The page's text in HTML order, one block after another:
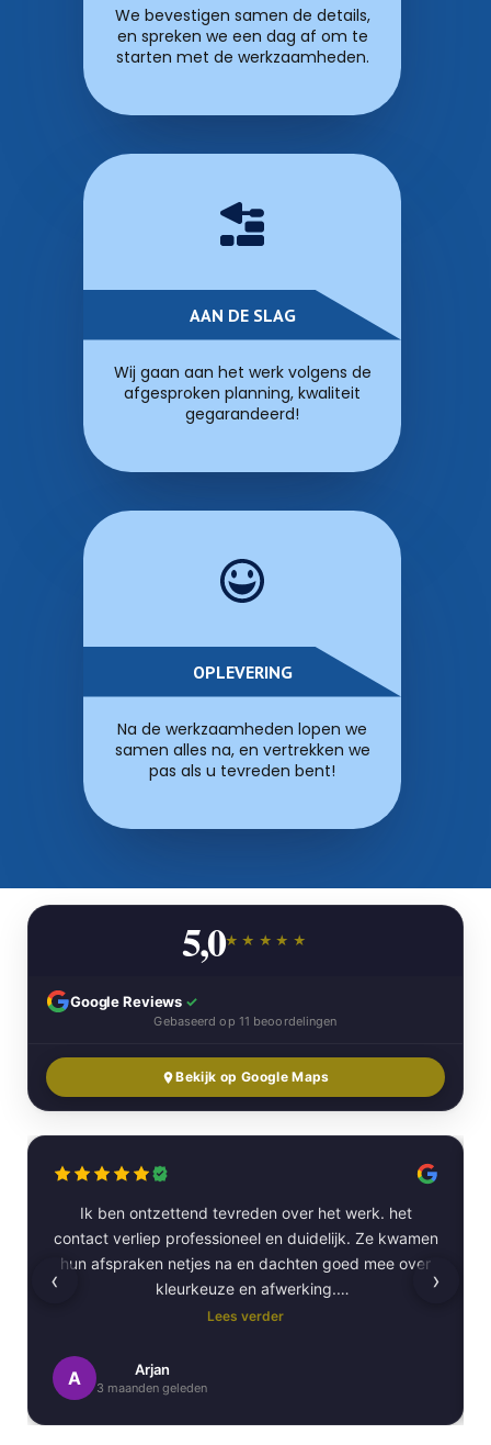
We bevestigen samen de details,
en spreken we een dag af om te
starten met de werkzaamheden.
AAN DE SLAG
Wij gaan aan het werk volgens de
afgesproken planning, kwaliteit
gegarandeerd!
OPLEVERING
Na de werkzaamheden lopen we
samen alles na, en vertrekken we
pas als u tevreden bent!
5,0★★★★★
Google Reviews ✓
Gebaseerd op 11 beoordelingen
Bekijk op Google Maps
Ik ben ontzettend tevreden over het werk. het
contact verliep professioneel en duidelijk. Ze kwamen
hun afspraken netjes na en dachten goed mee over
kleurkeuze en afwerking.
uitgevoerd. Alles is strak afgewerkt en ze werkten
netjes en zorgvuldig, met oog voor detail. .
Lees verder
A Arjan
3 maanden geleden
‹ ›